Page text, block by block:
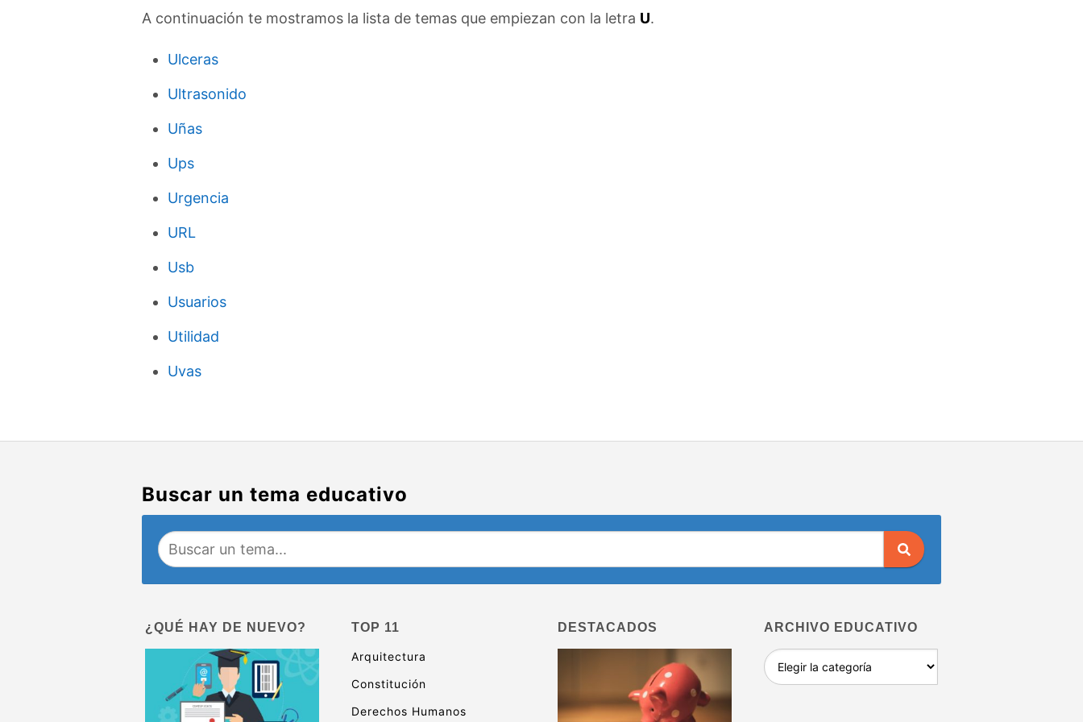
A continuación te mostramos la lista de temas que empiezan con la letra U.
Ulceras
Ultrasonido
Uñas
Ups
Urgencia
URL
Usb
Usuarios
Utilidad
Uvas
Buscar un tema educativo
¿QUÉ HAY DE NUEVO? TOP 11
Arquitectura
Constitución
Derechos Humanos
DESTACADOS ARCHIVO EDUCATIVO
Archivo
educativo